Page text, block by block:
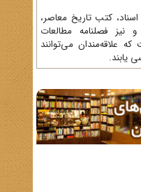
کتب تاریخ معاصر،
نیز فصلنامه مطالعات
علاقه‌مندان می‌توانند
یابند.